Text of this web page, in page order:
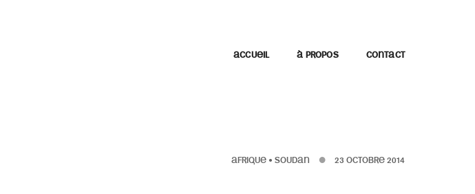
ACCUEIL À PROPOS CONTACT
AFRIQUE • SOUDAN 23 OCTOBRE 2014